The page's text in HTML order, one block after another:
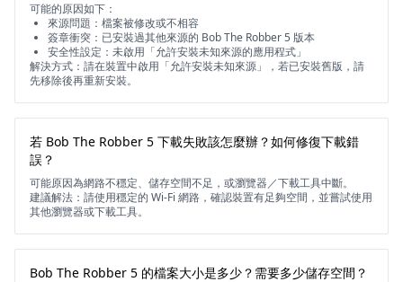
可能的原因如下：
來源問題：檔案被修改或不相容
簽章衝突：已安裝過其他來源的 Bob The Robber 5 版本
安全性設定：未啟用「允許安裝未知來源的應用程式」
解決方式：請在裝置中啟用「允許安裝未知來源」，若已安裝舊版，請
先移除後再重新安裝。
若 Bob The Robber 5 下載失敗該怎麼辦？如何修復下載錯
誤？
可能原因為網路不穩定、儲存空間不足，或瀏覽器／下載工具中斷。
建議解法：請使用穩定的 Wi-Fi 網路，確認裝置有足夠空間，並嘗試使用
其他瀏覽器或下載工具。
Bob The Robber 5 的檔案大小是多少？需要多少儲存空間？